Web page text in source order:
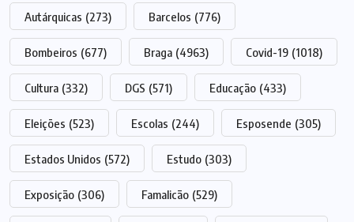
Autárquicas (273) Barcelos (776)
Bombeiros (677) Braga (4963) Covid-19 (1018)
Cultura (332) DGS (571) Educação (433)
Eleições (523) Escolas (244) Esposende (305)
Estados Unidos (572) Estudo (303)
Exposição (306) Famalicão (529)